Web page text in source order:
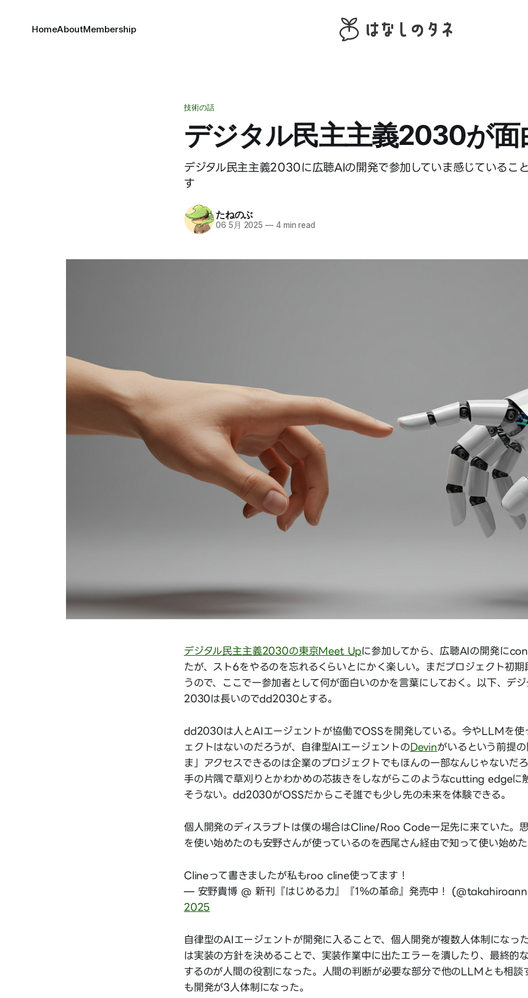
HomeAboutMembership
技術の話
デジタル民主主義2030が面
デジタル民主主義2030に広聴AIの開発で参加していま感じているこ
す
たねのぶ
06 5月 2025 — 4 min read
デジタル民主主義2030の東京Meet Upに参加してから、広聴AIの開発に
たが、スト6をやるのを忘れるくらいとにかく楽しい。まだプロジェクト初
うので、ここで一参加者として何が面白いのかを言葉にしておく。以下、デ
2030は長いのでdd2030とする。
dd2030は人とAIエージェントが協働でOSSを開発している。今やLLMを使
ェクトはないのだろうが、自律型AIエージェントのDevinがいるという前提
ま」アクセスできるのは企業のプロジェクトでもほんの一部なんじゃないだ
手の片隅で草刈りとかわかめの芯抜きをしながらこのようなcutting edgeに
そうない。dd2030がOSSだからこそ誰でも少し先の未来を体験できる。
個人開発のディスラプトは僕の場合はCline/Roo Code一足先に来ていた。
を使い始めたのも安野さんが使っているのを西尾さん経由で知って使い始めた
Clineって書きましたが私もroo cline使ってます！
— 安野貴博 @ 新刊『はじめる力』『1％の革命』発売中！
2025
自律型のAIエージェントが開発に入ることで、個人開発が複数人体制になっ
は実装の方針を決めることで、実装作業中に出たエラーを潰したり、最終的
するのが人間の役割になった。人間の判断が必要な部分で他のLLMとも相談
も開発が3人体制になった。